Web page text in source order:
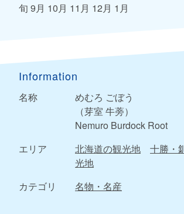
旬 9月 10月 11月 12月 1月
Information
名称
めむろ ごぼう
（芽室 牛蒡）
Nemuro Burdock Root
エリア
北海道の観光地
十勝・
光地
カテゴリ
名物・名産